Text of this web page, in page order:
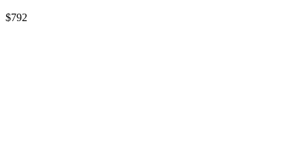
$792